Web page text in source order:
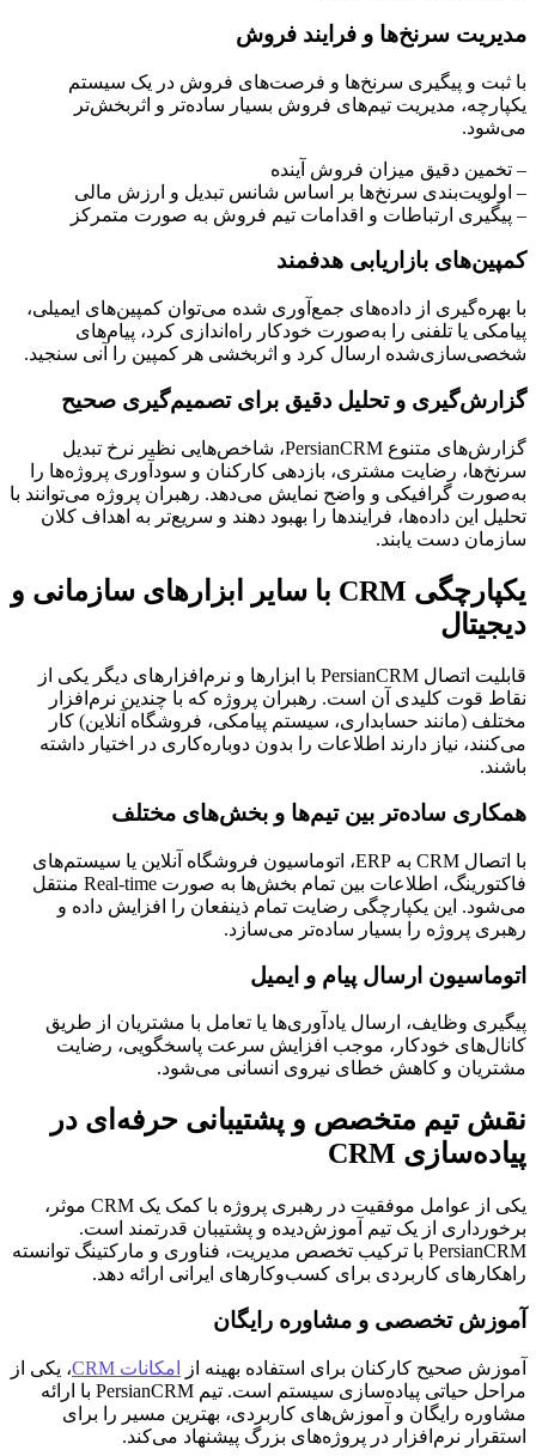
مدیریت سرنخ‌ها و فرایند فروش
با ثبت و پیگیری سرنخ‌ها و فرصت‌های فروش در یک سیستم
یکپارچه، مدیریت تیم‌های فروش بسیار ساده‌تر و اثربخش‌تر
می‌شود.
– تخمین دقیق میزان فروش آینده
– اولویت‌بندی سرنخ‌ها بر اساس شانس تبدیل و ارزش مالی
– پیگیری ارتباطات و اقدامات تیم فروش به صورت متمرکز
کمپین‌های بازاریابی هدفمند
با بهر‌ه‌گیری از داده‌های جمع‌آوری شده می‌توان کمپین‌های ایمیلی،
پیامکی یا تلفنی را به‌صورت خودکار راه‌اندازی کرد، پیام‌های
شخصی‌سازی‌شده ارسال کرد و اثربخشی هر کمپین را آنی سنجید.
گزارش‌گیری و تحلیل دقیق برای تصمیم‌گیری صحیح
گزارش‌های متنوع PersianCRM، شاخص‌هایی نظیر نرخ تبدیل
سرنخ‌ها، رضایت مشتری، بازدهی کارکنان و سودآوری پروژه‌ها را
به‌صورت گرافیکی و واضح نمایش می‌دهد. رهبران پروژه می‌توانند با
تحلیل این داده‌ها، فرایندها را بهبود دهند و سریع‌تر به اهداف کلان
سازمان دست یابند.
یکپارچگی CRM با سایر ابزارهای سازمانی و
دیجیتال
قابلیت اتصال PersianCRM با ابزارها و نرم‌افزارهای دیگر یکی از
نقاط قوت کلیدی آن است. رهبران پروژه‌ که با چندین نرم‌افزار
مختلف (مانند حسابداری، سیستم پیامکی، فروشگاه آنلاین) کار
می‌کنند، نیاز دارند اطلاعات را بدون دوباره‌کاری در اختیار داشته
باشند.
همکاری ساده‌تر بین تیم‌ها و بخش‌های مختلف
با اتصال CRM به ERP، اتوماسیون فروشگاه آنلاین یا سیستم‌های
فاکتورینگ، اطلاعات بین تمام بخش‌ها به صورت Real-time منتقل
می‌شود. این یکپارچگی رضایت تمام ذینفعان را افزایش داده و
رهبری پروژه را بسیار ساده‌تر می‌سازد.
اتوماسیون ارسال پیام و ایمیل
پیگیری وظایف، ارسال یادآوری‌ها یا تعامل با مشتریان از طریق
کانال‌های خودکار، موجب افزایش سرعت پاسخگویی، رضایت
مشتریان و کاهش خطای نیروی انسانی می‌شود.
نقش تیم متخصص و پشتیبانی حرفه‌ای در
پیاده‌سازی CRM
یکی از عوامل موفقیت در رهبری پروژه با کمک یک CRM موثر،
برخورداری از یک تیم آموزش‌دیده و پشتیبان قدرتمند است.
PersianCRM با ترکیب تخصص مدیریت، فناوری و مارکتینگ توانسته
راهکارهای کاربردی برای کسب‌وکارهای ایرانی ارائه دهد.
آموزش تخصصی و مشاوره رایگان
آموزش صحیح کارکنان برای استفاده بهینه از امکانات CRM
، یکی از
مراحل حیاتی پیاده‌سازی سیستم است. تیم PersianCRM با ارائه
مشاوره رایگان و آموزش‌های کاربردی، بهترین مسیر را برای
استقرار نرم‌افزار در پروژه‌های بزرگ پیشنهاد می‌کند.